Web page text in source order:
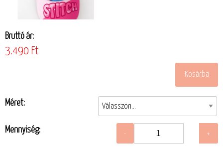
Bruttó ár:
3.490 Ft
Méret:
Mennyiség: